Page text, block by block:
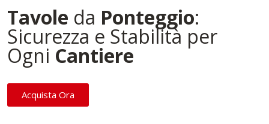
Tavole da Ponteggio:
Sicurezza e Stabilità per
Ogni Cantiere
Acquista Ora